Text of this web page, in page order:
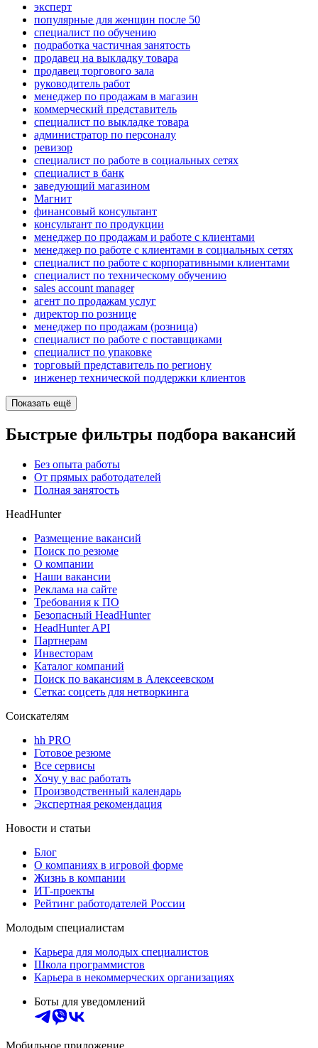
эксперт
популярные для женщин после 50
специалист по обучению
подработка частичная занятость
продавец на выкладку товара
продавец торгового зала
руководитель работ
менеджер по продажам в магазин
коммерческий представитель
специалист по выкладке товара
администратор по персоналу
ревизор
специалист по работе в социальных сетях
специалист в банк
заведующий магазином
Магнит
финансовый консультант
консультант по продукции
менеджер по продажам и работе с клиентами
менеджер по работе с клиентами в социальных сетях
специалист по работе с корпоративными клиентами
специалист по техническому обучению
sales account manager
агент по продажам услуг
директор по рознице
менеджер по продажам (розница)
специалист по работе с поставщиками
специалист по упаковке
торговый представитель по региону
инженер технической поддержки клиентов
Показать ещё
Быстрые фильтры подбора вакансий
Без опыта работы
От прямых работодателей
Полная занятость
HeadHunter
Размещение вакансий
Поиск по резюме
О компании
Наши вакансии
Реклама на сайте
Требования к ПО
Безопасный HeadHunter
HeadHunter API
Партнерам
Инвесторам
Каталог компаний
Поиск по вакансиям в Алексеевском
Сетка: соцсеть для нетворкинга
Соискателям
hh PRO
Готовое резюме
Все сервисы
Хочу у вас работать
Производственный календарь
Экспертная рекомендация
Новости и статьи
Блог
О компаниях в игровой форме
Жизнь в компании
ИТ-проекты
Рейтинг работодателей России
Молодым специалистам
Карьера для молодых специалистов
Школа программистов
Карьера в некоммерческих организациях
Боты для уведомлений
Мобильное приложение